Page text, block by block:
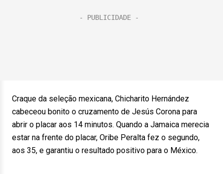
Craque da seleção mexicana, Chicharito Hernández
cabeceou bonito o cruzamento de Jesús Corona para
abrir o placar aos 14 minutos. Quando a Jamaica merecia
estar na frente do placar, Oribe Peralta fez o segundo,
aos 35, e garantiu o resultado positivo para o México.